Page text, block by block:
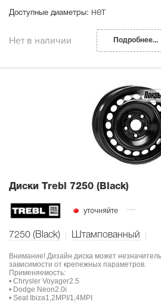
Доступные диаметры: нет
Нет в наличии Подробнее...
Диски Тrebl 7250 (Black)
уточняйте
7250 (Black) Штампованный
Внимание! Дизайн диска может
зависимости от крепежных параметров.
Применяемость:
• Chrysler Voyager2.5
• Dodge Neon2.0i
• Seat Ibiza1,2MPI/1,4MPI